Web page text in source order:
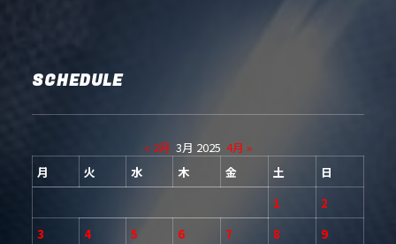
SCHEDULE
« 2月 3月 2025 4月 »
月
火 水 木 金 土
日
1
2
3
4 5 6 7 8
9